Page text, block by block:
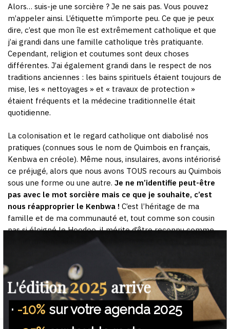
Alors… suis-je une sorcière ? Je ne sais pas. Vous pouvez
m’appeler ainsi. L’étiquette m’importe peu. Ce que je peux
dire, c’est que mon île est extrêmement catholique et que
j’ai grandi dans une famille catholique très pratiquante.
Cependant, religion et coutumes sont deux choses
différentes. J’ai également grandi dans le respect de nos
traditions anciennes : les bains spirituels étaient toujours de
mise, les « nettoyages » et « travaux de protection »
étaient fréquents et la médecine traditionnelle était
quotidienne.
La colonisation et le regard catholique ont diabolisé nos
pratiques (connues sous le nom de Quimbois en français,
Kenbwa en créole). Même nous, insulaires, avons intériorisé
ce préjugé, alors que nous avons TOUS recours au Quimbois
sous une forme ou une autre. Je ne m’identifie peut-être
pas avec le mot sorcière mais ce que je souhaite, c’est
nous réapproprier le Kenbwa ! C’est l’héritage de ma
famille et de ma communauté et, tout comme son cousin
pas si éloigné le Hoodoo, il mérite d’être reconnu comme
un instrument du bien et de libération. Le Quimbois de tous
les jours n’a rien à voir avec la perception pervertie du culte
du diable auquel beaucoup s’accrochent. Le Kenbwa est
essentiel à la communauté et a sa place dans la lumière.
L'édition2025 arrive
· -10% sur votre agenda 2025